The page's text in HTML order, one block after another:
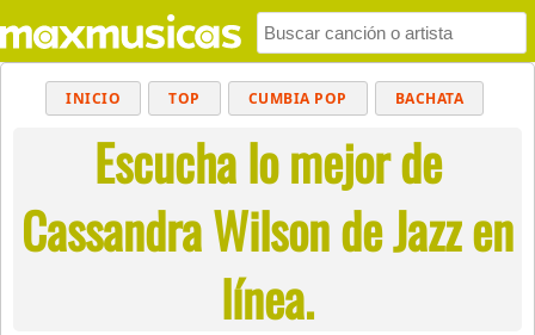
INICIO TOP CUMBIA POP BACHATA
POP MUSICA CRISTIANA REGGAETON
BALADAS ALTERNATIVO ELECTRÓNICA
CUMBIAS
Escucha lo mejor de
Cassandra Wilson de Jazz en
línea.